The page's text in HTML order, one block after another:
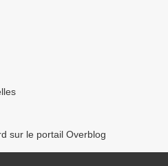
sur le portail Overblog